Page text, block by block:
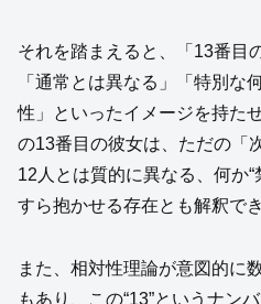
それを踏まえると、「13番目
「通常とは異なる」「特別な
性」といったイメージを持た
の13番目の彼女は、ただの「
12人とは質的に異なる、何か“
すら抱かせる存在とも解釈でき
また、相対性理論が意図的に
もあり、この“13”というナン